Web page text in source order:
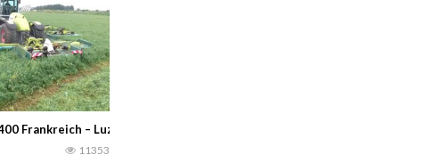
Frankreich – Luzerne mähen 2016
11353